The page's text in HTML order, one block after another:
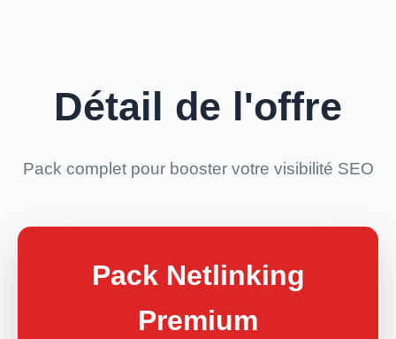
Détail de l'offre
Pack complet pour booster votre visibilité SEO
Pack Netlinking
Premium